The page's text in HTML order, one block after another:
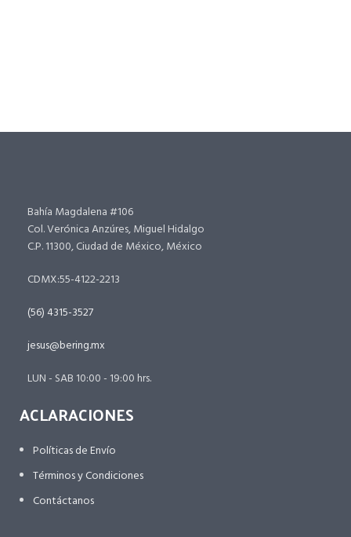
Bahía Magdalena #106
Col. Verónica Anzúres, Miguel Hidalgo
C.P. 11300, Ciudad de México, México
CDMX:55-4122-2213
(56) 4315-3527
jesus@bering.mx
LUN - SAB 10:00 - 19:00 hrs.
ACLARACIONES
Políticas de Envío
Términos y Condiciones
Contáctanos